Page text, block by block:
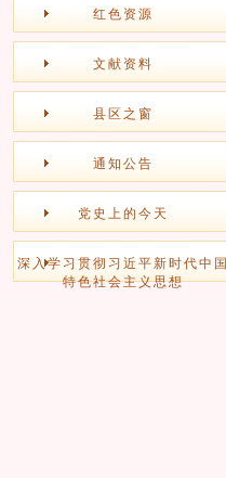
红色资源
文献资料
县区之窗
通知公告
党史上的今天
深入学习贯彻习近平新时代中国
特色社会主义思想